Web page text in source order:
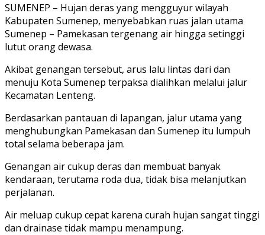
SUMENEP – Hujan deras yang mengguyur wilayah
Kabupaten Sumenep, menyebabkan ruas jalan utama
Sumenep – Pamekasan tergenang air hingga setinggi
lutut orang dewasa.
Akibat genangan tersebut, arus lalu lintas dari dan
menuju Kota Sumenep terpaksa dialihkan melalui jalur
Kecamatan Lenteng.
Berdasarkan pantauan di lapangan, jalur utama yang
menghubungkan Pamekasan dan Sumenep itu lumpuh
total selama beberapa jam.
Genangan air cukup deras dan membuat banyak
kendaraan, terutama roda dua, tidak bisa melanjutkan
perjalanan.
Air meluap cukup cepat karena curah hujan sangat tinggi
dan drainase tidak mampu menampung.